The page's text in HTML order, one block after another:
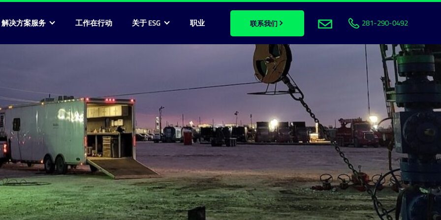
解决方案服务 工作在行动 关于 ESG 职业 联系我们 281-290-0492